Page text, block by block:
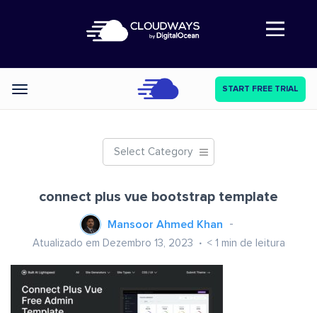
Abre a navegação
Categories START FREE TRIAL
Select Category
connect plus vue bootstrap template
Mansoor Ahmed Khan
Atualizado em Dezembro 13, 2023 < 1 min de leitura